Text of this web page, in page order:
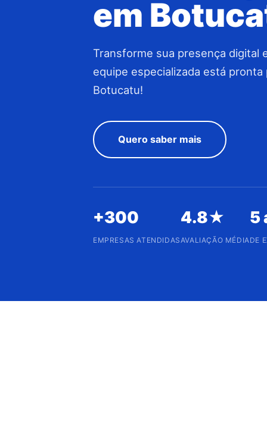
em
Transforme sua presença digital
equipe especializada está pronta
Botucatu!
Quero saber mais
+300
EMPRESAS ATENDIDAS
4.8★
AVALIAÇÃO MÉDIA
5
DE